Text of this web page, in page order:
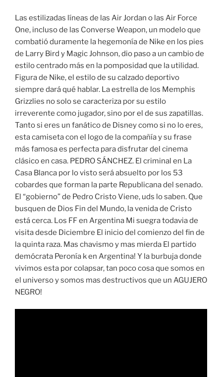
Las estilizadas líneas de las Air Jordan o las Air Force
One, incluso de las Converse Weapon, un modelo que
combatió duramente la hegemonía de Nike en los pies
de Larry Bird y Magic Johnson, dio paso a un cambio de
estilo centrado más en la pomposidad que la utilidad.
Figura de Nike, el estilo de su calzado deportivo
siempre dará qué hablar. La estrella de los Memphis
Grizzlies no solo se caracteriza por su estilo
irreverente como jugador, sino por el de sus zapatillas.
Tanto si eres un fanático de Disney como si no lo eres,
esta camiseta con el logo de la compañía y su frase
más famosa es perfecta para disfrutar del cinema
clásico en casa. PEDRO SÁNCHEZ. El criminal en La
Casa Blanca por lo visto será absuelto por los 53
cobardes que forman la parte Republicana del senado.
El “gobierno” de Pedro Cristo Viene, uds lo saben. Que
busquen de Dios Fin del Mundo, la venida de Cristo
está cerca. Los FF en Argentina Mi suegra todavia de
visita desde Diciembre El inicio del comienzo del fin de
la quinta raza. Mas chavismo y mas mierda El partido
demócrata Peronía k en Argentina! Y la burbuja donde
vivimos esta por colapsar, tan poco cosa que somos en
el universo y somos mas destructivos que un AGUJERO
NEGRO!